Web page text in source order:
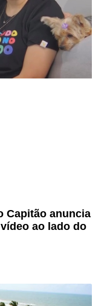
Capitão anuncia
ao lado do